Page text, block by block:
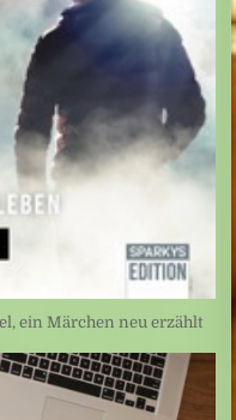
ein Märchen neu erzählt